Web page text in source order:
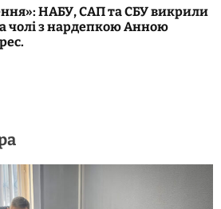
НАБУ, САП та СБУ викрили
чолі з нардепкою Анною